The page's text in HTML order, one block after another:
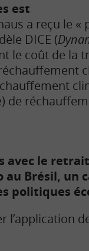
est
a reçu le «
DICE (
le coût de la
de
avec le
au Brésil, un
politiques
l’application